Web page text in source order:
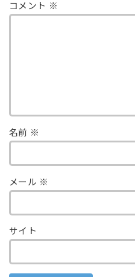
コメント ※
名前 ※
メール ※
サイト